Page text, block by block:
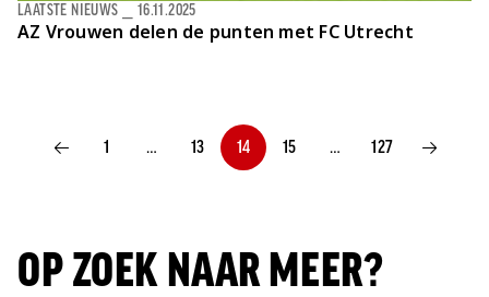
AZ Vrouwen delen de punten met FC Utrecht
LAATSTE NIEUWS 16.11.2025
VORIGE PAGINA VOLGENDE
1 … 13 14 15 … 127
OP ZOEK NAAR MEER?